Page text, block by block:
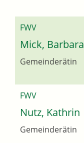
FWV
Mick, Barbara
Gemeinderätin
FWV
Nutz, Kathrin
Gemeinderätin